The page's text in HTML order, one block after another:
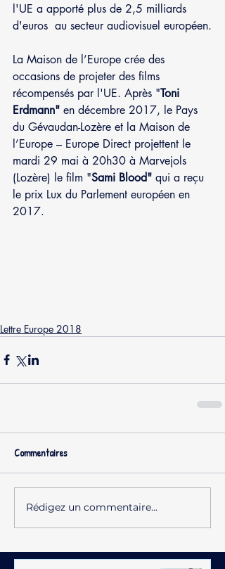
l'UE a apporté plus de 2,5 milliards
d'euros  au secteur audiovisuel européen.
La Maison de l’Europe crée des
occasions de projeter des films
récompensés par l'UE. Après "Toni
Erdmann" en décembre 2017, le Pays
du Gévaudan-Lozère et la Maison de
l’Europe – Europe Direct projettent le
mardi 29 mai à 20h30 à Marvejols
(Lozère) le film "Sami Blood" qui a reçu
le prix Lux du Parlement européen en
2017.
Lettre Europe 2018
Commentaires
Rédigez un commentaire...